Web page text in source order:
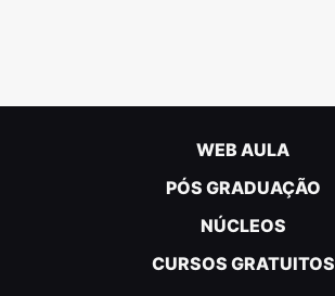
WEB AULA
PÓS GRADUAÇÃO
NÚCLEOS
CURSOS GRATUITOS